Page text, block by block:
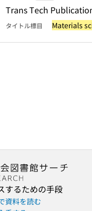
Trans Tech
タイトル標目 Materials
するための手段
資料を読む